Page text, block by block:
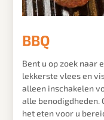
BBQ
Bent u op zoek naar
lekkerste vlees en
alleen inschakelen
alle benodigdheden.
het eten voor u